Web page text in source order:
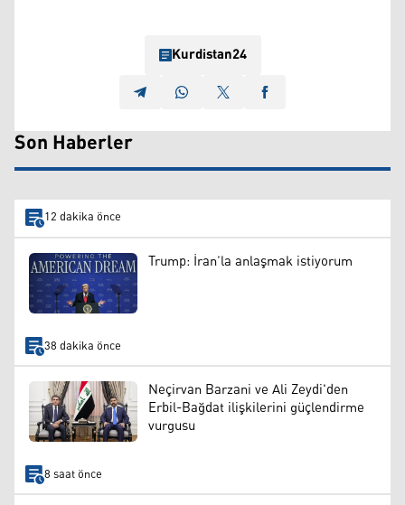
Kurdistan24
Son Haberler
12 dakika önce
Trump: İran’la anlaşmak istiyorum
38 dakika önce
Neçirvan Barzani ve Ali Zeydi'den
Erbil-Bağdat ilişkilerini güçlendirme
vurgusu
8 saat önce